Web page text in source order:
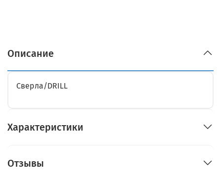
Описание
Сверла/DRILL
Характеристики
Отзывы